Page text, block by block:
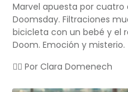
Marvel apuesta por
Doomsday. Filtraciones
bicicleta con un bebé y el
Doom. Emoción y misterio.
✍🏻 Por Clara Domenech